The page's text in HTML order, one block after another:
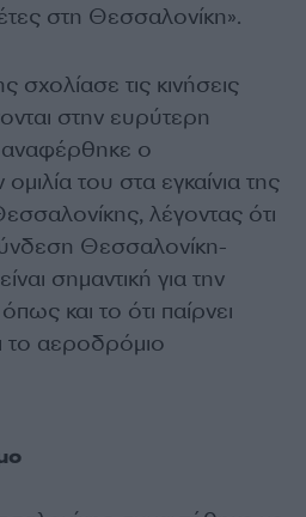
στη Θεσσαλονίκη».
τις κινήσεις
στην ευρύτερη
αναφέρθηκε ο
του στα εγκαίνια της
λέγοντας ότι
Θεσσαλονίκη-
σημαντική για την
και το ότι παίρνει
το αεροδρόμιο